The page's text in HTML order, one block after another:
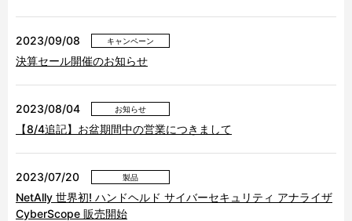
2023/09/08 キャンペーン
決算セール開催のお知らせ
2023/08/04 お知らせ
【8/4追記】お盆期間中の営業につきまして
2023/07/20 製品
NetAlly 世界初! ハンドヘルド サイバーセキュリティ アナライザ
CyberScope 販売開始